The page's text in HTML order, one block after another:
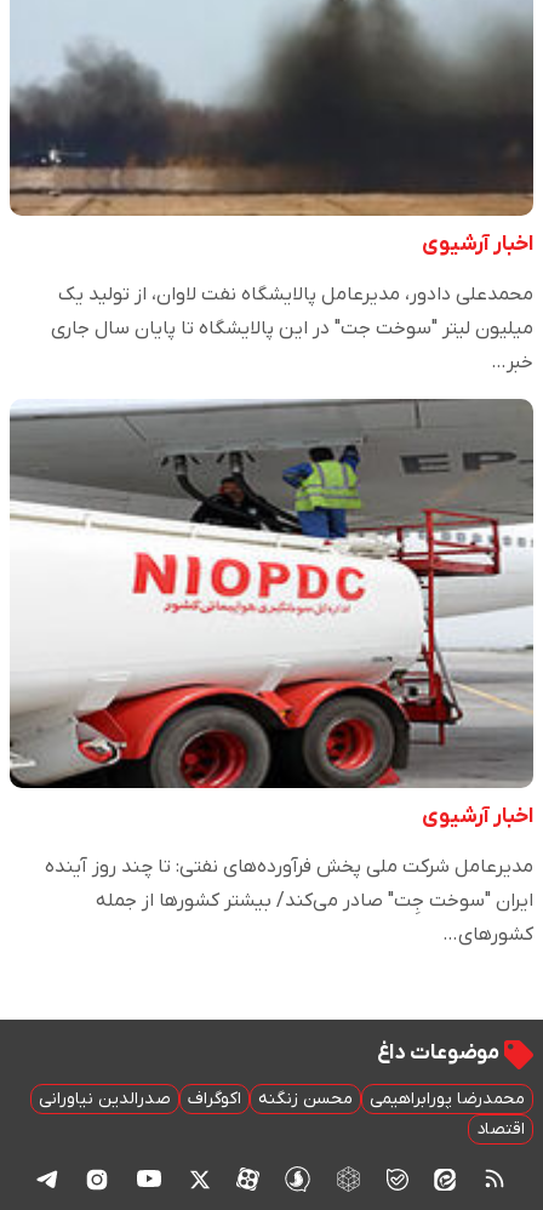
اخبار آرشیوی
محمدعلی دادور، مدیرعامل پالایشگاه نفت لاوان، از تولید یک
میلیون لیتر "سوخت جت" در این پالایشگاه تا پایان سال جاری
خبر…
اخبار آرشیوی
مدیرعامل شرکت ملی پخش فرآورده‌های نفتی: تا چند روز آینده
ایران "سوخت جِت" صادر می‌کند/ بیشتر کشورها از جمله
کشورهای…
موضوعات داغ
محمدرضا پورابراهیمی محسن زنگنه اکوگراف
صدرالدین نیاورانی
اقتصاد